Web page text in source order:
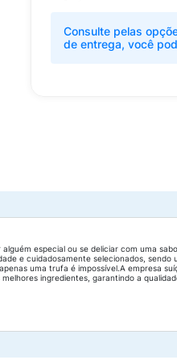
Consulte pelas
de entrega, você
especial ou se deliciar com uma
e cuidadosamente selecionados,
uma trufa é impossível.A empresa
ingredientes, garantindo a